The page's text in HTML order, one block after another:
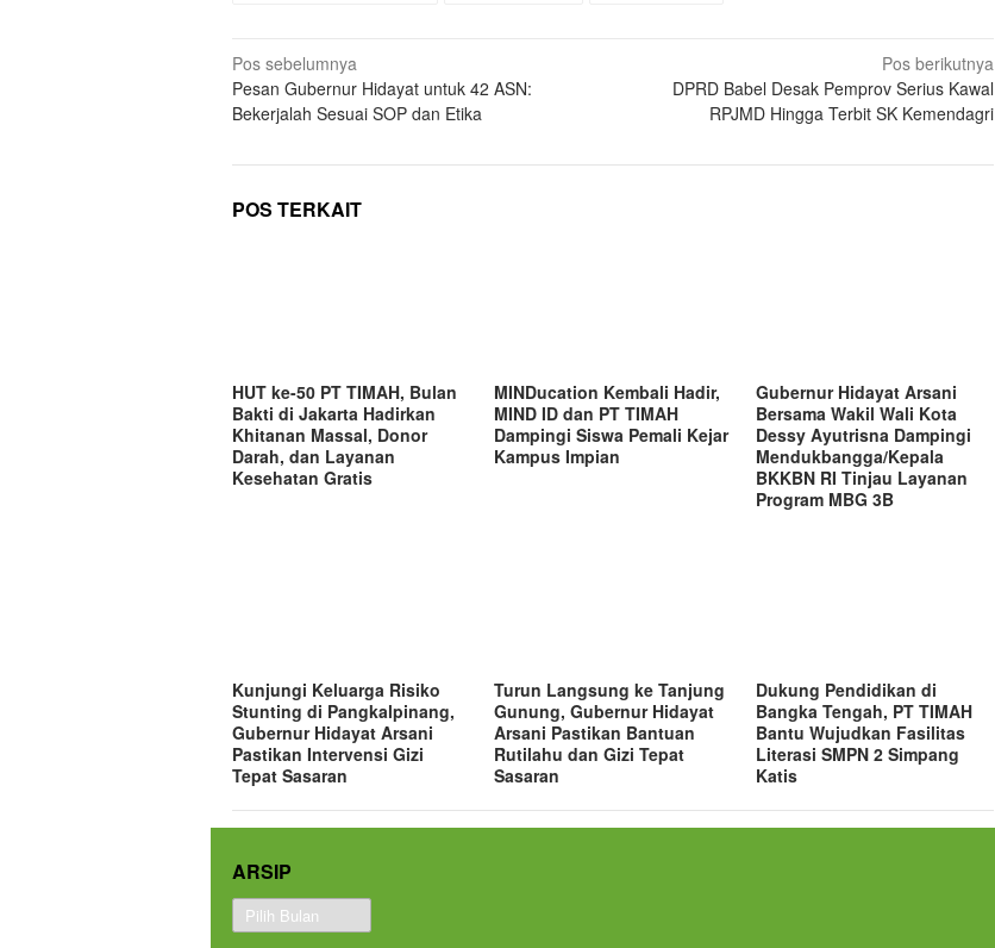
Navigasi
pos
Pos sebelumnya
Pesan Gubernur Hidayat untuk 42 ASN:
Bekerjalah Sesuai SOP dan Etika
Pos berikutnya
DPRD Babel Desak Pemprov Serius Kawal
RPJMD Hingga Terbit SK Kemendagri
POS TERKAIT
HUT ke-50 PT TIMAH, Bulan
Bakti di Jakarta Hadirkan
Khitanan Massal, Donor
Darah, dan Layanan
Kesehatan Gratis
MINDucation Kembali Hadir,
MIND ID dan PT TIMAH
Dampingi Siswa Pemali Kejar
Kampus Impian
Gubernur Hidayat Arsani
Bersama Wakil Wali Kota
Dessy Ayutrisna Dampingi
Mendukbangga/Kepala
BKKBN RI Tinjau Layanan
Program MBG 3B
Kunjungi Keluarga Risiko
Stunting di Pangkalpinang,
Gubernur Hidayat Arsani
Pastikan Intervensi Gizi
Tepat Sasaran
Turun Langsung ke Tanjung
Gunung, Gubernur Hidayat
Arsani Pastikan Bantuan
Rutilahu dan Gizi Tepat
Sasaran
Dukung Pendidikan di
Bangka Tengah, PT TIMAH
Bantu Wujudkan Fasilitas
Literasi SMPN 2 Simpang
Katis
ARSIP
Arsip